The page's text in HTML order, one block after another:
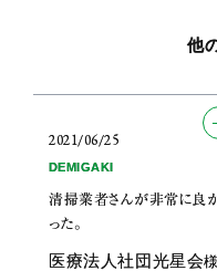
他
2021/06/25
DEMIGAKI
清掃業者さんが非常に良
った。
医療法人社団光星会様